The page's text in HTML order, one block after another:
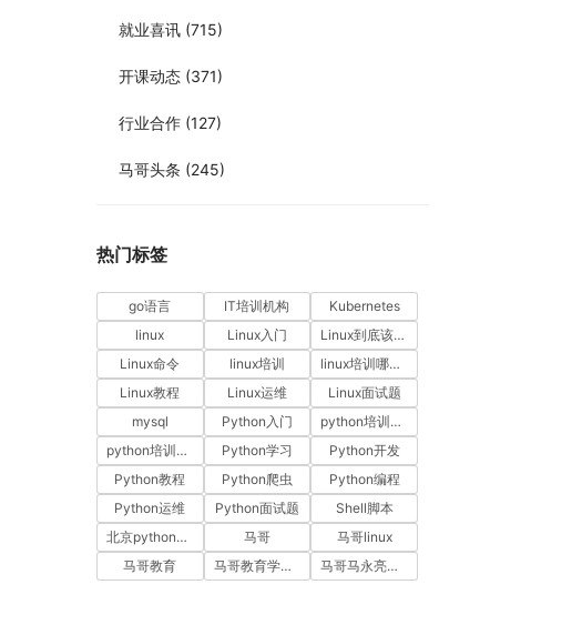
就业喜讯 (715)
开课动态 (371)
行业合作 (127)
马哥头条 (245)
热门标签
go语言 IT培训机构
Kubernetes
linux
Linux入门
Linux到底该怎样学？
Linux命令
linux培训
linux培训哪家好
Linux教程
Linux运维
Linux面试题
mysql
Python入门
python培训哪家好
python培训排名
Python学习
Python开发
Python教程
Python爬虫
Python编程
Python运维
Python面试题
Shell脚本
北京python培训
马哥
马哥linux
马哥教育
马哥教育学员故事 马哥马永亮，马哥linux讲师，马哥教育ceo